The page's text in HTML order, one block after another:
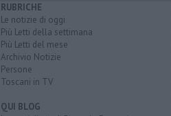
RUBRICHE
Le notizie di oggi
Più Letti della settimana
Più Letti del mese
Archivio Notizie
Persone
Toscani in TV
QUI BLOG